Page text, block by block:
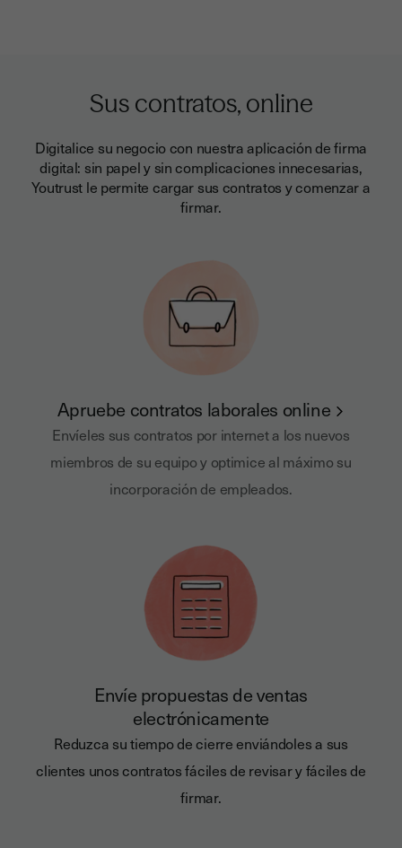
Sus contratos, online
Digitalice su negocio con nuestra aplicación de firma
digital: sin papel y sin complicaciones innecesarias,
Youtrust le permite cargar sus contratos y comenzar a
firmar.
Apruebe contratos laborales online
Envíeles sus contratos por internet a los nuevos
miembros de su equipo y optimice al máximo su
incorporación de empleados.
Envíe propuestas de ventas
electrónicamente
Reduzca su tiempo de cierre enviándoles a sus
clientes unos contratos fáciles de revisar y fáciles de
firmar.